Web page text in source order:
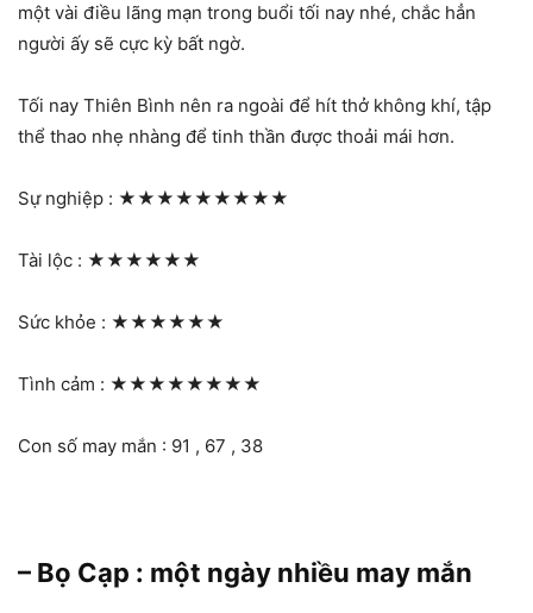
một vài điều lãng mạn trong buổi tối nay nhé, chắc hẳn
người ấy sẽ cực kỳ bất ngờ.
Tối nay Thiên Bình nên ra ngoài để hít thở không khí, tập
thể thao nhẹ nhàng để tinh thần được thoải mái hơn.
Sự nghiệp : ★★★★★★★★★
Tài lộc : ★★★★★★
Sức khỏe : ★★★★★★
Tình cảm : ★★★★★★★★
Con số may mắn : 91 , 67 , 38
– Bọ Cạp : một ngày nhiều may mắn